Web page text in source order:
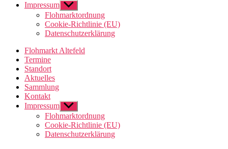
Impressum Untermenü
anzeigen
Flohmarktordnung
Cookie-Richtlinie (EU)
Datenschutzerklärung
Flohmarkt Altefeld
Termine
Standort
Aktuelles
Sammlung
Kontakt
Impressum Untermenü
anzeigen
Flohmarktordnung
Cookie-Richtlinie (EU)
Datenschutzerklärung